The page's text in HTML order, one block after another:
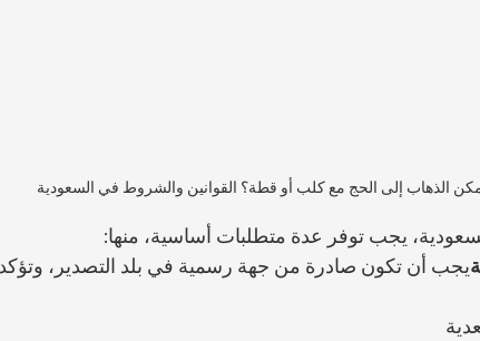
الذهاب إلى الحج مع كلب أو قطة؟ القوانين والشروط في السعودية
يجب توفر عدة متطلبات أساسية، منها:
يجب أن تكون صادرة من جهة رسمية في بلد التصدير، وتؤكد